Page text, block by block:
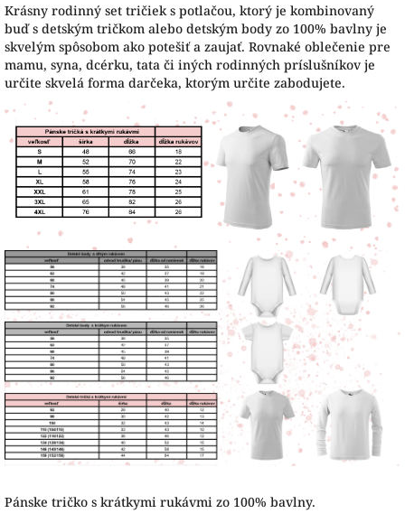
Krásny rodinný set tričiek s potlačou, ktorý je kombinovaný
buď s detským tričkom alebo detským body zo 100% bavlny je
skvelým spôsobom ako potešiť a zaujať. Rovnaké oblečenie pre
mamu, syna, dcérku, tata či iných rodinných príslušníkov je
určite skvelá forma darčeka, ktorým určite zabodujete.
Pánske tričko s krátkymi rukávmi zo 100% bavlny.